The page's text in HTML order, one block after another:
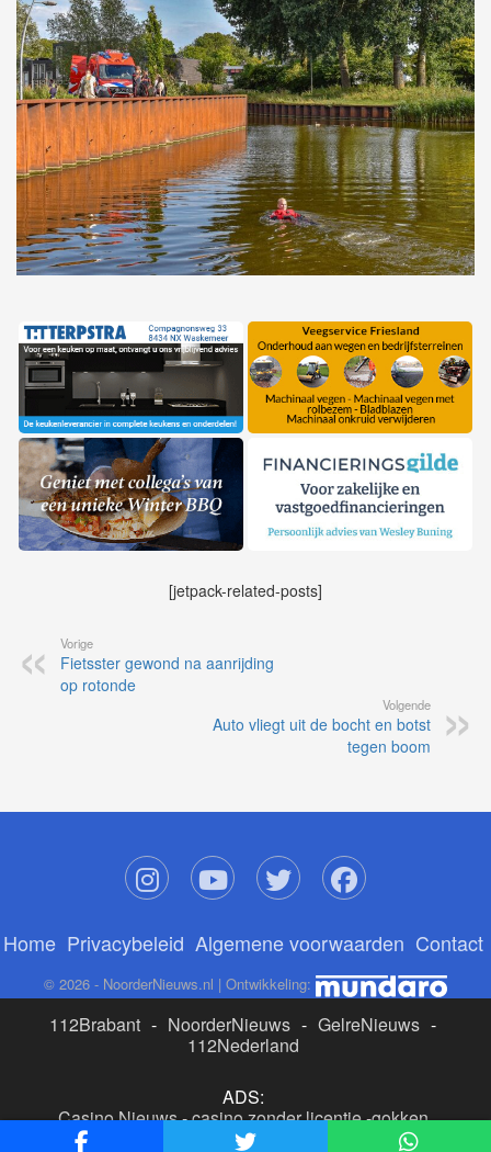
[jetpack-related-posts]
Vorige
Fietsster gewond na aanrijding
op rotonde
Volgende
Auto vliegt uit de bocht en botst
tegen boom
Home Privacybeleid Algemene voorwaarden Contact
© 2026 - NoorderNieuws.nl | Ontwikkeling:
112Brabant - NoorderNieuws - GelreNieuws -
112Nederland
ADS:
Casino Nieuws-casino zonder licentie-gokken
buitenlandse site
beste online casino nederland